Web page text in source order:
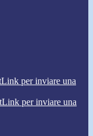
Link per inviare una
Link per inviare una